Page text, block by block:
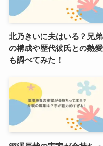
北乃きいに夫はいる？兄弟
の構成や歴代彼氏との熱愛
も調べてみた！